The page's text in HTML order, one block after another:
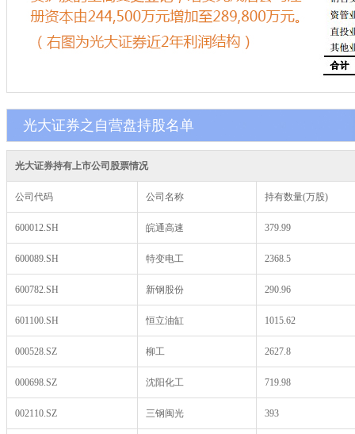
光大证券之自营盘持股名单
光大证券持有上市公司股票情况
公司代码 公司名称 持有数量(万股)
600012.SH 皖通高速 379.99
600089.SH 特变电工 2368.5
600782.SH 新钢股份 290.96
601100.SH 恒立油缸 1015.62
000528.SZ 柳工 2627.8
000698.SZ 沈阳化工 719.98
002110.SZ 三钢闽光 393